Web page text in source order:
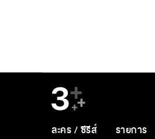
ละคร / ซีรีส์ รายการ